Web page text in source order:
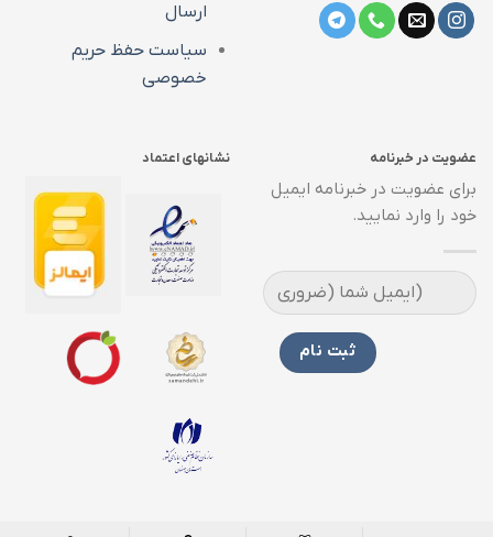
ارسال
سیاست حفظ حریم
خصوصی
عضویت در خبرنامه
برای عضویت در خبرنامه ایمیل
خود را وارد نمایید.
نشانهای اعتماد